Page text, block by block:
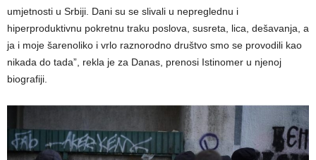
umjetnosti u Srbiji. Dani su se slivali u nepreglednu i
hiperproduktivnu pokretnu traku poslova, susreta, lica, dešavanja, a
ja i moje šarenoliko i vrlo raznorodno društvo smo se provodili kao
nikada do tada”, rekla je za Danas, prenosi Istinomer u njenoj
biografiji.